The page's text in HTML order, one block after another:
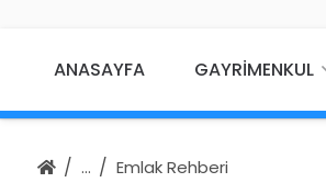
ANASAYFA GAYRIMENKUL
Emlak Rehberi